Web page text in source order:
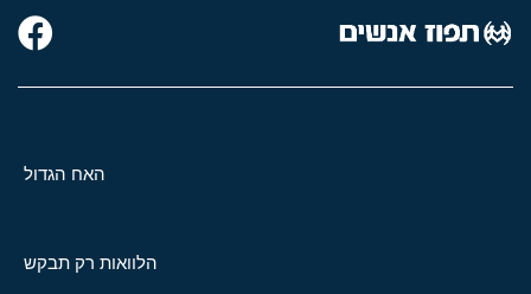
האח הגדול
הלוואות רק תבקש